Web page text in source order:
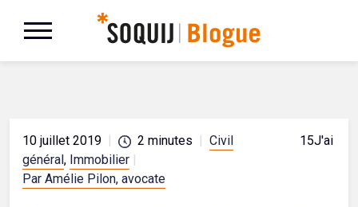
10 juillet 2019 2 minutes
Civil
général , Immobilier
Par Amélie Pilon, avocate
15J'aime